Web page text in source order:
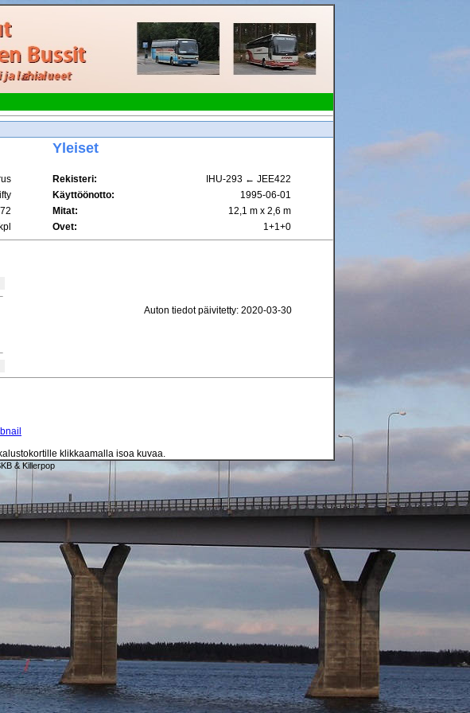
Yleiset
Rekisteri:
IHU-293 ← JEE422
Käyttöönotto:
1995-06-01
Mitat:
12,1 m x 2,6 m
Ovet: 1+1+0
Auton tiedot päivitetty: 2020-03-30
klikkaamalla isoa kuvaa.
& Killerpop